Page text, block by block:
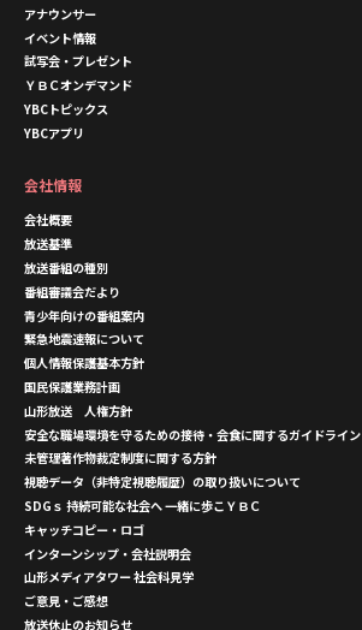
アナウンサー
イベント情報
試写会・プレゼント
ＹＢＣオンデマンド
YBCトピックス
YBCアプリ
会社情報
会社概要
放送基準
放送番組の種別
番組審議会だより
青少年向けの番組案内
緊急地震速報について
個人情報保護基本方針
国民保護業務計画
山形放送 人権方針
安全な職場環境を守るための接待・会食に関するガイドライン
未管理著作物裁定制度に関する方針
視聴データ（非特定視聴履歴）の取り扱いについて
SDGｓ 持続可能な社会へ 一緒に歩こＹＢＣ
キャッチコピー・ロゴ
インターンシップ・会社説明会
山形メディアタワー 社会科見学
ご意見・ご感想
放送休止のお知らせ